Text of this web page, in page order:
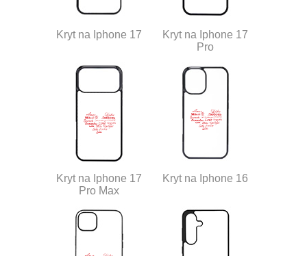
Kryt na Iphone 17
Kryt na Iphone 17
Pro
Kryt na Iphone 17
Pro Max
Kryt na Iphone 16